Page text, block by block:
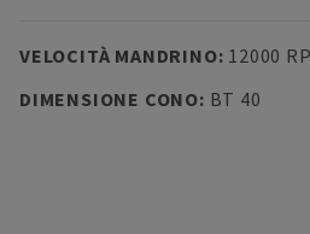
VELOCITÀ MANDRINO: 12000
DIMENSIONE CONO: BT 40